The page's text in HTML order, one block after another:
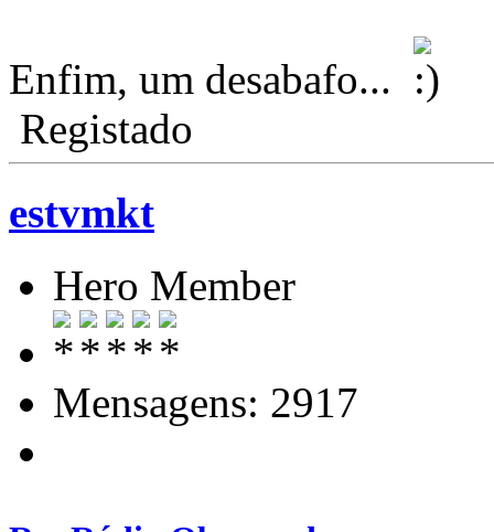
Enfim, um desabafo...
Registado
estvmkt
Hero Member
Mensagens: 2917